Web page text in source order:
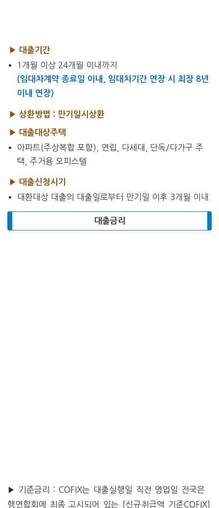
▶ 대출기간
1개월 이상 24개월 이내까지
(임대차계약 종료일 이내, 임대차기간 연장 시 최장 8년
이내 연장)
▶ 상환방법 : 만기일시상환
▶ 대출대상주택
아파트(주상복합 포함), 연립, 다세대, 단독/다가구 주
택, 주거용 오피스텔
▶ 대출신청시기
대환대상 대출의 대출일로부터 만기일 이후 3개월 이내
대출금리
▶ 기준금리 : COFIX는 대출실행일 직전 영업일 전국은
행연합회에 최종 고시되어 있는 [신규취급액 기준COFIX]